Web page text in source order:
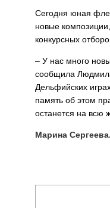
Сегодня юная
новые
конкурсных
– У нас много
сообщила
Дель­фийских
память об этом
останется на всю
Марина Сергеева.